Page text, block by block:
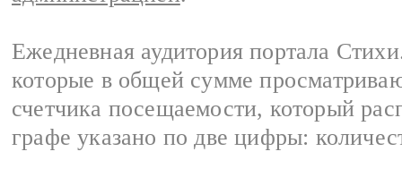
Ежедневная аудитория портала
которые в общей сумме
счетчика посещаемости, который
графе указано по две цифры: